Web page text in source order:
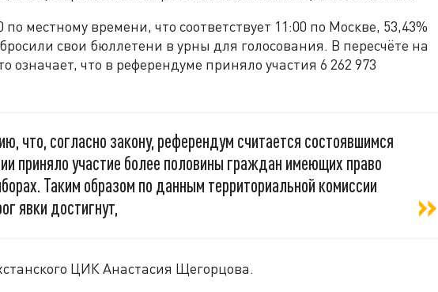
местному времени, что соответствует 11:00 по Москве, 53,43%
свои бюллетени в урны для голосования. В пересчёте на
означает, что в референдуме приняло участия 6 262 973
что, согласно закону, референдум считается состоявшимся
приняло участие более половины граждан имеющих право
Таким образом по данным территориальной комиссии
явки достигнут,
ЦИК Анастасия Щегорцова.